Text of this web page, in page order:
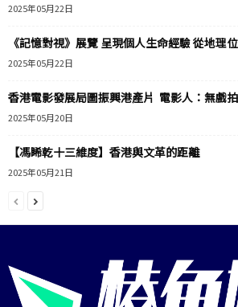
2025年05月22日
《記憶對視》展覽 呈現個人生命經驗 從地理
2025年05月22日
香港電影發展局圖振興港產片 電影人：無戲拍
2025年05月20日
【馮睎乾十三維度】香港與文革的距離
2025年05月21日